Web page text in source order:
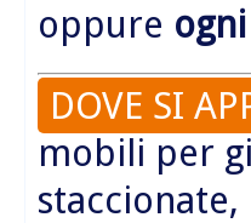
oppure
DOVE SI
mobili per